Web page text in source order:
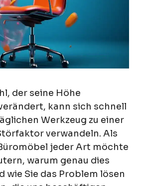
der seine Höhe
kann sich schnell
Werkzeug zu einer
verwandeln. Als
jeder Art möchte
warum genau dies
wie Sie das Problem lösen